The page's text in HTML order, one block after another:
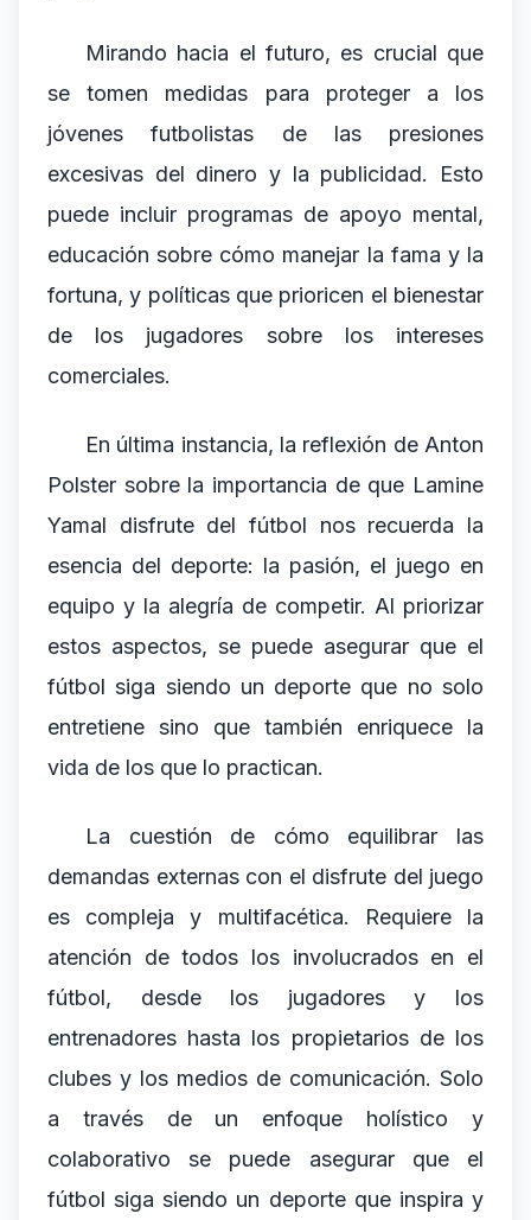
Mirando hacia el futuro, es crucial que
se tomen medidas para proteger a los
jóvenes futbolistas de las presiones
excesivas del dinero y la publicidad. Esto
puede incluir programas de apoyo mental,
educación sobre cómo manejar la fama y la
fortuna, y políticas que prioricen el bienestar
de los jugadores sobre los intereses
comerciales.
En última instancia, la reflexión de Anton
Polster sobre la importancia de que Lamine
Yamal disfrute del fútbol nos recuerda la
esencia del deporte: la pasión, el juego en
equipo y la alegría de competir. Al priorizar
estos aspectos, se puede asegurar que el
fútbol siga siendo un deporte que no solo
entretiene sino que también enriquece la
vida de los que lo practican.
La cuestión de cómo equilibrar las
demandas externas con el disfrute del juego
es compleja y multifacética. Requiere la
atención de todos los involucrados en el
fútbol, desde los jugadores y los
entrenadores hasta los propietarios de los
clubes y los medios de comunicación. Solo
a través de un enfoque holístico y
colaborativo se puede asegurar que el
fútbol siga siendo un deporte que inspira y